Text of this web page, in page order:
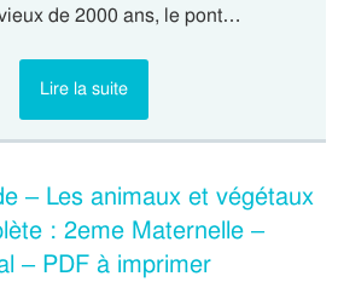
de 2000 ans, le pont…
Lire la suite
– Les animaux et végétaux
: 2eme Maternelle –
– PDF à imprimer